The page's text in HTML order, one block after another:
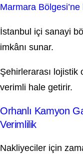
Marmara Bölgesi’ne
İstanbul içi sanayi
imkânı sunar.
Şehirlerarası lojistik
verimli hale getirir.
Orhanlı Kamyon
Verimlilik
Nakliyeciler için